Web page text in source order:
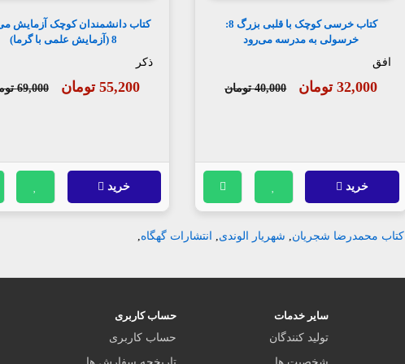
کتاب خرسی کوچک با قلبی بزرگ 8:
خرسولی به مدرسه می‌رود
افق
32,000 تومان 40,000 تومان
خرید
کتاب دانشمندان کوچک آزمایش
8 (آزمایش علمی با گرما)
ذکر
55,200 تومان 69,000 تومان
خرید
کتاب محمدرضا شجریان, شهریار الوندی, انتشارات گهگاه,
سایر خدمات
تولید کنندگان
حساب کاربری
حساب کاربری